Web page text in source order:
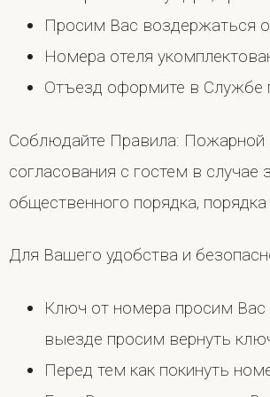
Просим Вас воздержаться
Номера отеля
Отъезд оформите в Службе
Соблюдайте Правила: Пожарной
согласования с гостем в
общественного порядка,
Для Вашего удобства и
Ключ от номера просим Вас
выезде просим вернуть
Перед тем как покинуть